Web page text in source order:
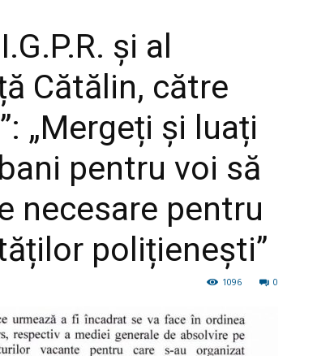
și al
Cătălin, către
„Mergeți și luați
pentru voi să
necesare pentru
polițienești”
0
1096